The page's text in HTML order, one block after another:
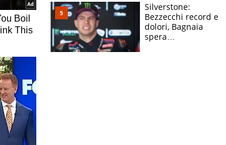
Silverstone:
Bezzecchi record e
dolori, Bagnaia
spera